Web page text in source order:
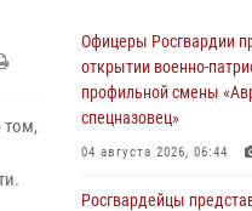
том,
Офицеры Росгвардии
открытии военно-
профильной смены
спецназовец»
04 августа 2026, 06:44
Росгвардейцы